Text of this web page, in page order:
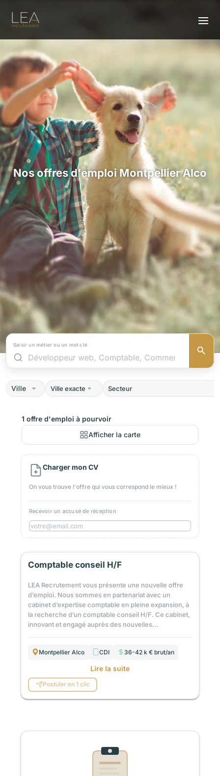
Nos offres d'emploi Montpellier Alco
Saisir un métier ou un mot clé
Ville
1 offre d'emploi à pourvoir
Afficher la carte
Comptable conseil H/F
LEA Recrutement vous présente une nouvelle offre
d’emploi. Nous sommes en partenariat avec un
cabinet d’expertise comptable en pleine expansion, à
la recherche d’un comptable conseil H/F. Ce cabinet,
innovant et engagé auprès des nouvelles...
Montpellier Alco CDI 36-42 k € brut/an
Lire la suite
Postuler en 1 clic
Charger mon CV
On vous trouve l'offre qui vous correspond le mieux !
Recevoir un accusé de réception